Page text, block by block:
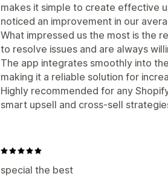
makes it simple to create effective
noticed an improvement in our
What impressed us the most is the
to resolve issues and are always
The app integrates smoothly into
making it a reliable solution for
Highly recommended for any
smart upsell and cross-sell
special the best